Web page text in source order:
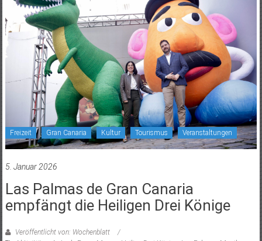
Freizeit Gran Canaria Kultur Tourismus Veranstaltungen
5. Januar 2026
Las Palmas de Gran Canaria
empfängt die Heiligen Drei Könige
Veröffentlicht von: Wochenblatt